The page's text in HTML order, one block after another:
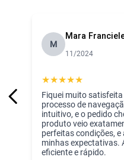
M
Mara
11/2024
★★★★★
Fiquei muito
processo de
intuitivo, e o pedido
produto veio
perfeitas condições,
minhas expectativas.
eficiente e rápido.